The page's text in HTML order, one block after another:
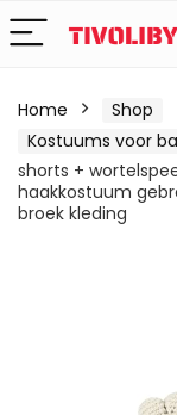
Home Shop
Kostuums voor
shorts +
haakkostuum
broek kleding